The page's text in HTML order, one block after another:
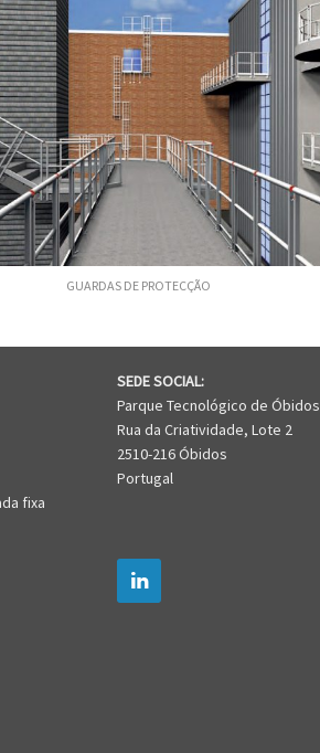
DE PROTECÇÃO
fixa
SEDE SOCIAL:
Parque Tecnológico de Óbidos
Rua da Criatividade, Lote 2
2510-216 Óbidos
Portugal